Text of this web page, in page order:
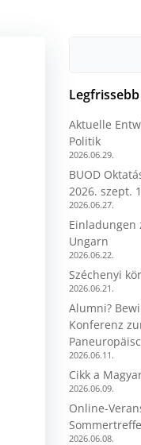
Aktuelle
Politik
2026.06.29.
BUOD
2026. szept.
2026.06.27.
Einladungen
Ungarn
2026.06.22.
Széchenyi
2026.06.21.
Alumni?
Konferenz
2026.06.11.
Cikk a
2026.06.09.
Online-
2026.06.08.